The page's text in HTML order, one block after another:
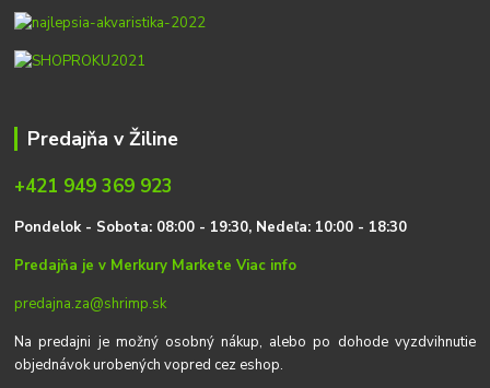
Predajňa v Žiline
+421 949 369 923
Pondelok - Sobota: 08:00 - 19:30, Nedeľa: 10:00 - 18:30
Predajňa je v Merkury MarketeViac info
predajna.za@shrimp.sk
Na predajni je možný osobný nákup, alebo po dohode vyzdvihnutie
objednávok urobených vopred cez eshop.